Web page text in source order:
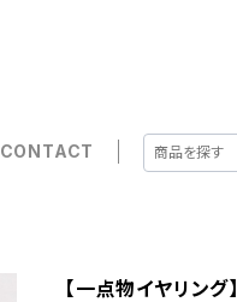
CONTACT
【一点物イヤリン